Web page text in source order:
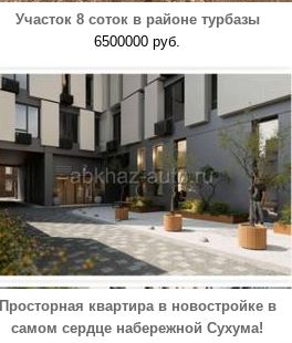
Участок 8 соток в районе турбазы
6500000 руб.
Просторная квартира в новостройке в
самом сердце набережной Сухума!